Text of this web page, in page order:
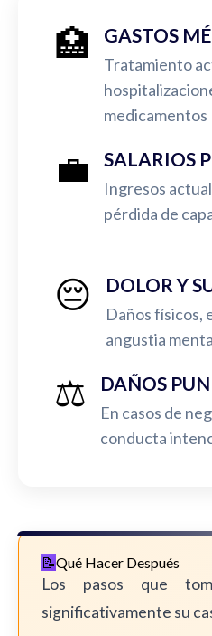
🏥 GASTOS
Tratamiento
medicamentos
💼 SALARIOS
Ingresos
pérdida de
😔 DOLOR Y
Daños físicos,
angustia
⚖️ DAÑOS
En casos de
conducta
Qué Hacer Después
Los pasos que
significativamente su